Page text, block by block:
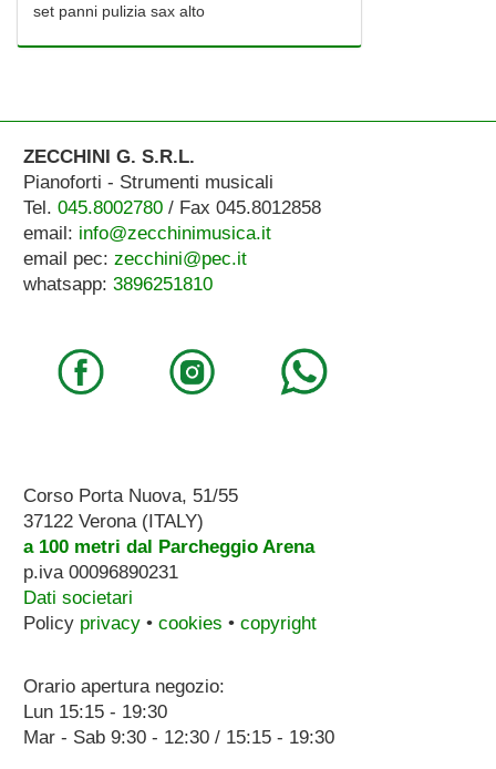
set panni pulizia sax alto
ZECCHINI G. S.R.L.
Pianoforti - Strumenti musicali
Tel. 045.8002780/ Fax 045.8012858
email: info@zecchinimusica.it
email pec: zecchini@pec.it
whatsapp: 3896251810
Corso Porta Nuova, 51/55
37122 Verona (ITALY)
a 100 metri dal Parcheggio Arena
p.iva 00096890231
Dati societari
Policy privacy• cookies • copyright
Orario apertura negozio:
Lun 15:15 - 19:30
Mar - Sab 9:30 - 12:30 / 15:15 - 19:30